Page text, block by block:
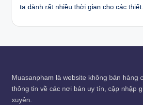
ta dành rất nhiều thời gian cho các
Muasanpham là website không bán hàng
thông tin về các nơi bán uy tín, cập nhập
xuyên.